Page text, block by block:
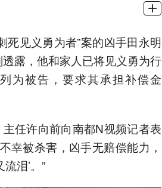
死见义勇为者”案的凶手田永明
露，他和家人已将见义勇为行
为被告，要求其承担补偿金
任许向前向南都N视频记者表
幸被杀害，凶手无赔偿能力，
泪’。”